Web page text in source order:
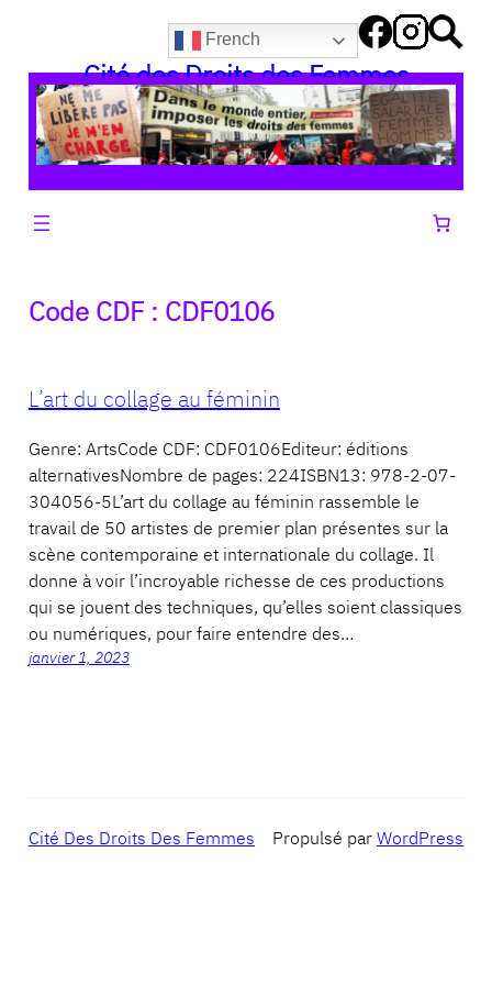
contenu
French
Cité des Droits des Femmes
Code CDF : CDF0106
L’art du collage au féminin
Genre: ArtsCode CDF: CDF0106Editeur: éditions
alternativesNombre de pages: 224ISBN13: 978-2-07-
304056-5L’art du collage au féminin rassemble le
travail de 50 artistes de premier plan présentes sur la
scène contemporaine et internationale du collage. Il
donne à voir l’incroyable richesse de ces productions
qui se jouent des techniques, qu’elles soient classiques
ou numériques, pour faire entendre des…
janvier 1, 2023
Cité Des Droits Des Femmes Propulsé parWordPress